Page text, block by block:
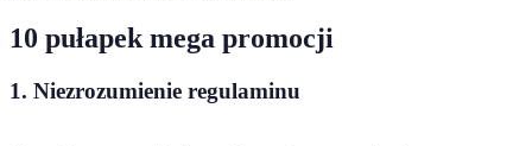
10 pułapek mega promocji
1. Niezrozumienie regulaminu